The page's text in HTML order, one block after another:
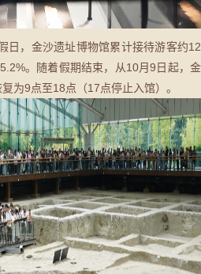
，金沙遗址博物馆累计接待游客约12
。随着假期结束，从10月9日起，金
为9点至18点（17点停止入馆）。